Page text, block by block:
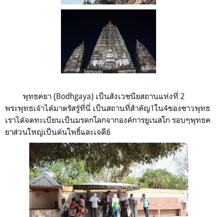
พุทธคยา (ฺBodhgaya) เป็นสังเวชนียสถานแห่งที่ 2
พระพุทธเจ้าได้มาตรัสรู้ที่นี่ เป็นสถานที่สำคัญ1ใน4ของชาวพุทธ
เราได้จดทะเบียนเป็นมรดกโลกจากองค์การยูเนสโก รอบๆพุทธค
ยาส่วนใหญ่เป็นต้นโพธิ์และเจดีย์